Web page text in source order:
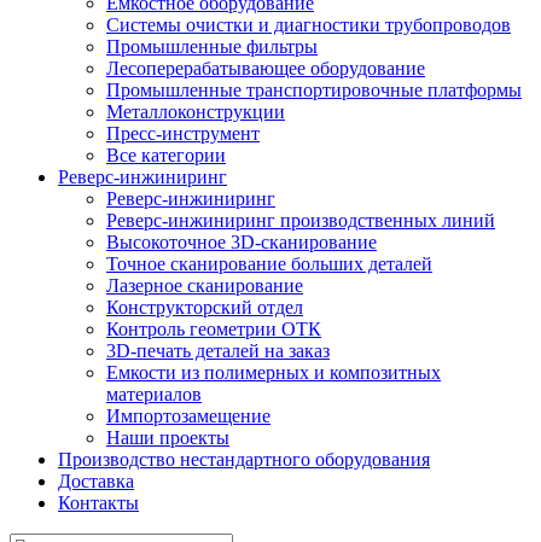
Системы очистки и диагностики трубопроводов
Промышленные фильтры
Лесоперерабатывающее оборудование
Промышленные транспортировочные платформы
Металлоконструкции
Пресс-инструмент
Все категории
Реверс-инжиниринг
Реверс-инжиниринг
Реверс-инжиниринг производственных линий
Высокоточное 3D-сканирование
Точное сканирование больших деталей
Лазерное сканирование
Конструкторский отдел
Контроль геометрии ОТК
3D-печать деталей на заказ
Емкости из полимерных и композитных
материалов
Импортозамещение
Наши проекты
Производство нестандартного оборудования
Доставка
Контакты